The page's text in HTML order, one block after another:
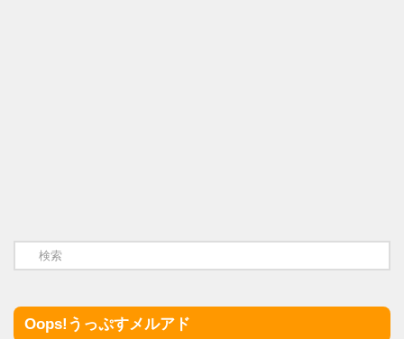
Oops!うっぷすメルアド